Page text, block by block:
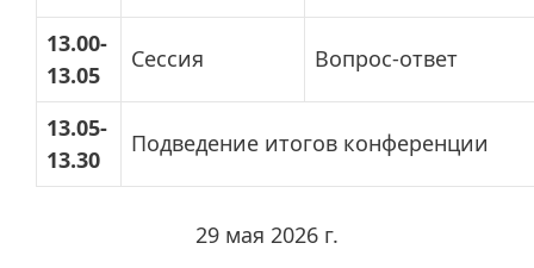
13.00-
13.05
Сессия Вопрос-ответ
13.05-
13.30
Подведение итогов конференции
29 мая 2026 г.